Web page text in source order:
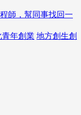
師，幫同事找回一
青年創業 地方創生創